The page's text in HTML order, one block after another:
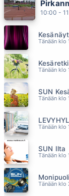
MUSTA
MAA
ELÄVIEN
ÄLÄ
KESÄN
Tänään klo
Kesäretki
Tänään klo
SUN
Tänään klo
Tänään klo
SUN Ilta
Tänään klo
Tänään